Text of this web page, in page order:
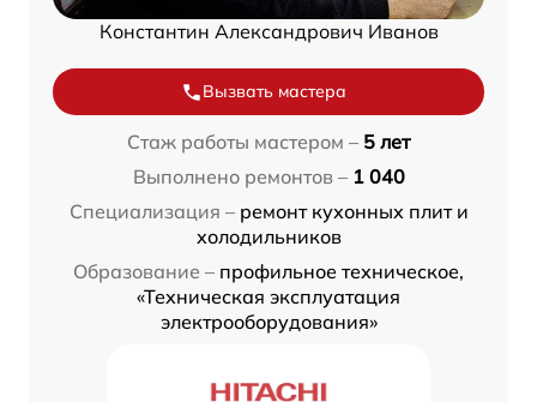
Константин Александрович Иванов
Вызвать мастера
Стаж работы мастером – 5 лет
Выполнено ремонтов – 1 040
Специализация – ремонт кухонных плит и
холодильников
Образование – профильное техническое,
«Техническая эксплуатация
электрооборудования»